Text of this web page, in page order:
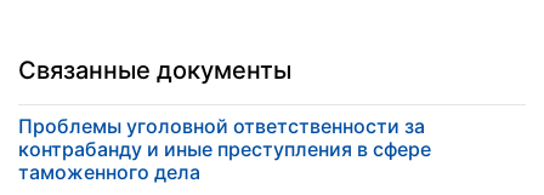
Связанные документы
Проблемы уголовной ответственности за
контрабанду и иные преступления в сфере
таможенного дела